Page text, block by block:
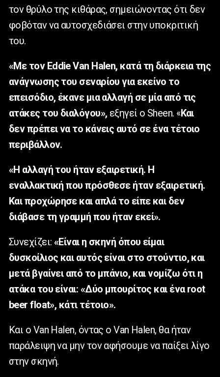
τον θρύλο της κιθάρας, σημειώνοντας ότι δεν
φοβόταν να αυτοσχεδιάσει στην υποκριτική
του.
«Με τον EddieVan Halen, κατά τη διάρκεια της
ανάγνωσης του σεναρίου για εκείνο το
επεισόδιο, έκανε μια αλλαγή σε μία από τις
ατάκες του διαλόγου», εξηγεί ο Sheen. «Και
δεν πρέπει να το κάνεις αυτό σε ένα τέτοιο
περιβάλλον.
«Η αλλαγή του ήταν εξαιρετική. Η
εναλλακτική που πρόσθεσε ήταν εξαιρετική.
Και προχώρησε και απλά το είπε και δεν
διάβασε τη γραμμή που ήταν εκεί».
Συνεχίζει: «Είναι η σκηνή όπου είμαι
δυσκοίλιος και αυτός είναι στο στούντιο, και
μετά βγαίνει από το μπάνιο, και νομίζω ότι η
ατάκα του είναι: «Δύο μπουρίτος και ένα root
beer float», κάτι τέτοιο».
Και ο Van Halen, όντας ο Van Halen, θα ήταν
παράλειψη να μην τον αφήσουμε να παίξει λίγο
στην σκηνή.